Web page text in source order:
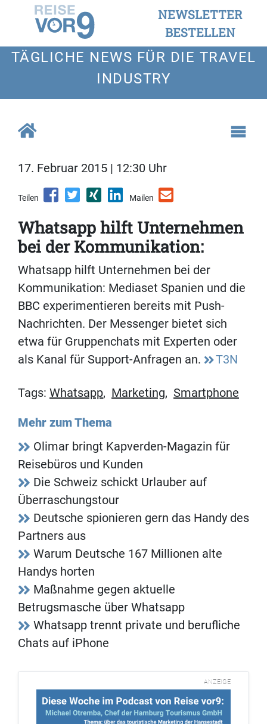
NEWSLETTER
BESTELLEN
TÄGLICHE NEWS FÜR DIE TRAVEL
INDUSTRY
17. Februar 2015 | 12:30 Uhr
Teilen Mailen
Whatsapp hilft Unternehmen
bei der Kommunikation:
Whatsapp hilft Unternehmen bei der
Kommunikation: Mediaset Spanien und die
BBC experimentieren bereits mit Push-
Nachrichten. Der Messenger bietet sich
etwa für Gruppenchats mit Experten oder
als Kanal für Support-Anfragen an.
T3N
Tags: Whatsapp, Marketing, Smartphone
Mehr zum Thema
Olimar bringt Kapverden-Magazin für
Reisebüros und Kunden
Die Schweiz schickt Urlauber auf
Überraschungstour
Deutsche spionieren gern das Handy des
Partners aus
Warum Deutsche 167 Millionen alte
Handys horten
Maßnahme gegen aktuelle
Betrugsmasche über Whatsapp
Whatsapp trennt private und berufliche
Chats auf iPhone
ANZEIGE